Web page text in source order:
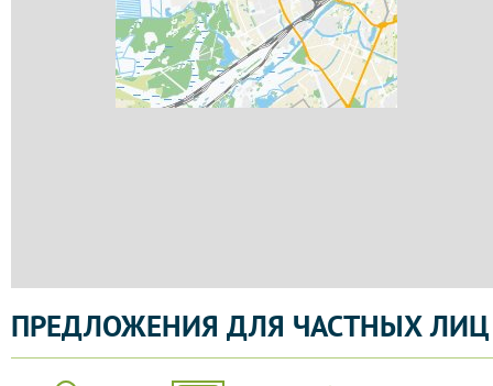
ПРЕДЛОЖЕНИЯ ДЛЯ ЧАСТНЫХ ЛИЦ